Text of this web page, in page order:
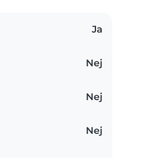
Ja
Nej
Nej
Nej